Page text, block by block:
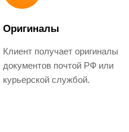
Оригиналы
Клиент получает оригиналы
документов почтой РФ или
курьерской службой.